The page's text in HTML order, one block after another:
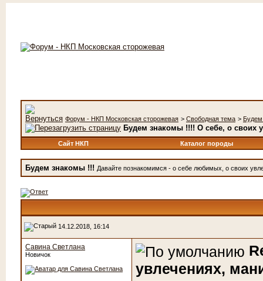
Форум - НКП Московская сторожевая > Свободная тема >
Будем знакомы !!!! О себе, о своих
Сайт НКП Каталог породы
Будем знакомы !!! Давайте познакомимся - о себе любимых, о своих
14.12.2018, 16:14
Савина Светлана
Новичок
увлечениях,